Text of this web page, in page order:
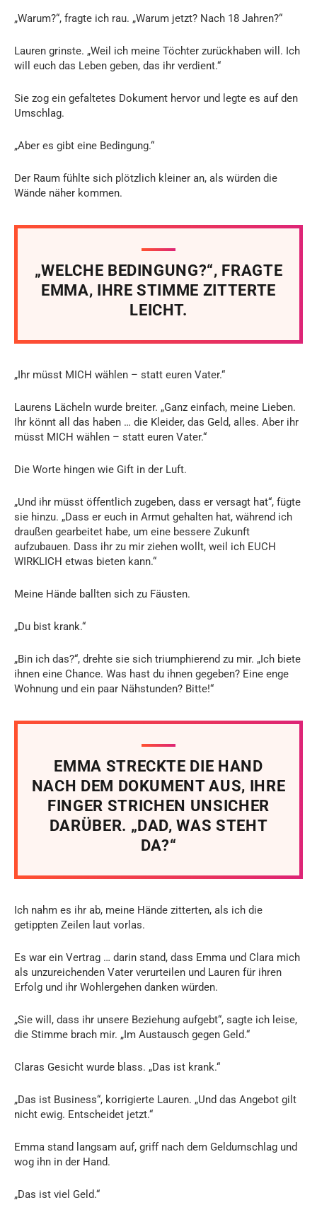
„Warum?“, fragte ich rau. „Warum jetzt? Nach 18 Jahren?“
Lauren grinste. „Weil ich meine Töchter zurückhaben will. Ich
will euch das Leben geben, das ihr verdient.“
Sie zog ein gefaltetes Dokument hervor und legte es auf den
Umschlag.
„Aber es gibt eine Bedingung.“
Der Raum fühlte sich plötzlich kleiner an, als würden die
Wände näher kommen.
„WELCHE BEDINGUNG?“, FRAGTE
EMMA, IHRE STIMME ZITTERTE
LEICHT.
„Ihr müsst MICH wählen – statt euren Vater.“
Laurens Lächeln wurde breiter. „Ganz einfach, meine Lieben.
Ihr könnt all das haben … die Kleider, das Geld, alles. Aber ihr
müsst MICH wählen – statt euren Vater.“
Die Worte hingen wie Gift in der Luft.
„Und ihr müsst öffentlich zugeben, dass er versagt hat“, fügte
sie hinzu. „Dass er euch in Armut gehalten hat, während ich
draußen gearbeitet habe, um eine bessere Zukunft
aufzubauen. Dass ihr zu mir ziehen wollt, weil ich EUCH
WIRKLICH etwas bieten kann.“
Meine Hände ballten sich zu Fäusten.
„Du bist krank.“
„Bin ich das?“, drehte sie sich triumphierend zu mir. „Ich biete
ihnen eine Chance. Was hast du ihnen gegeben? Eine enge
Wohnung und ein paar Nähstunden? Bitte!“
EMMA STRECKTE DIE HAND
NACH DEM DOKUMENT AUS, IHRE
FINGER STRICHEN UNSICHER
DARÜBER. „DAD, WAS STEHT
DA?“
Ich nahm es ihr ab, meine Hände zitterten, als ich die
getippten Zeilen laut vorlas.
Es war ein Vertrag … darin stand, dass Emma und Clara mich
als unzureichenden Vater verurteilen und Lauren für ihren
Erfolg und ihr Wohlergehen danken würden.
„Sie will, dass ihr unsere Beziehung aufgebt“, sagte ich leise,
die Stimme brach mir. „Im Austausch gegen Geld.“
Claras Gesicht wurde blass. „Das ist krank.“
„Das ist Business“, korrigierte Lauren. „Und das Angebot gilt
nicht ewig. Entscheidet jetzt.“
Emma stand langsam auf, griff nach dem Geldumschlag und
wog ihn in der Hand.
„Das ist viel Geld.“